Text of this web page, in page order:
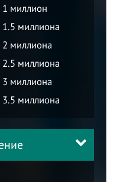
1 миллион
1.5 миллиона
2 миллиона
2.5 миллиона
3 миллиона
3.5 миллиона